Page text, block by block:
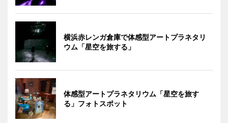
横浜赤レンガ倉庫で体感型アートプラネタリ
ウム「星空を旅する」
体感型アートプラネタリウム「星空を旅す
る」フォトスポット